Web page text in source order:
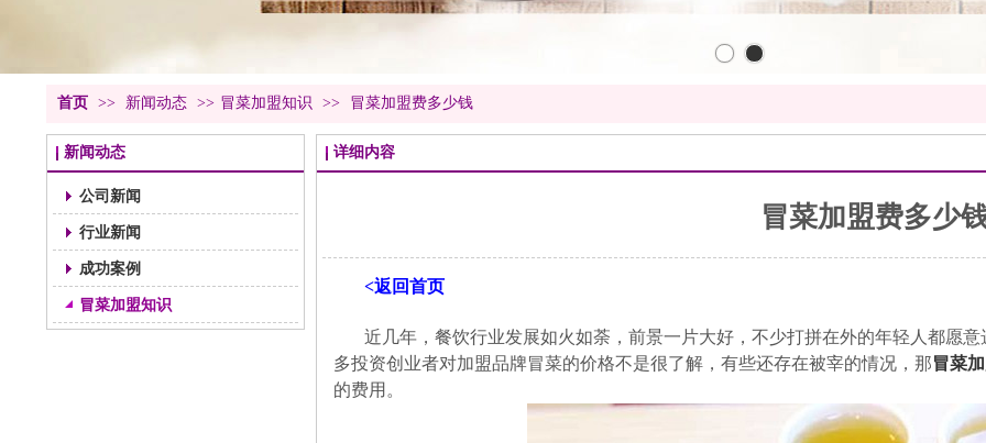
首页 >> 新闻动态 >> 冒菜加盟知识 >> 冒菜加盟费多少钱
新闻动态
公司新闻
行业新闻
成功案例
冒菜加盟知识
详细内容
冒菜加盟费多少
<返回首页
近几年，餐饮行业发展如火如荼，前景一片大好，不少打拼在外的年轻人都愿
多投资创业者对加盟品牌冒菜的价格不是很了解，有些还存在被宰的情况，那冒菜
的费用。